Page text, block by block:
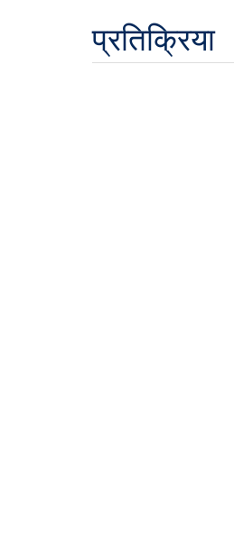
प्रतिक्रिया